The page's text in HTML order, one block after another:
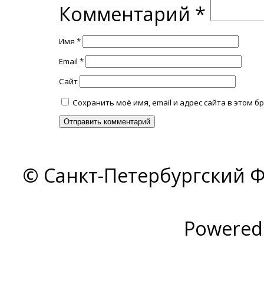
Комментарий *
Имя *
Email *
Сайт
Сохранить моё имя, email и адрес сайта в этом
© Санкт-Петербургский